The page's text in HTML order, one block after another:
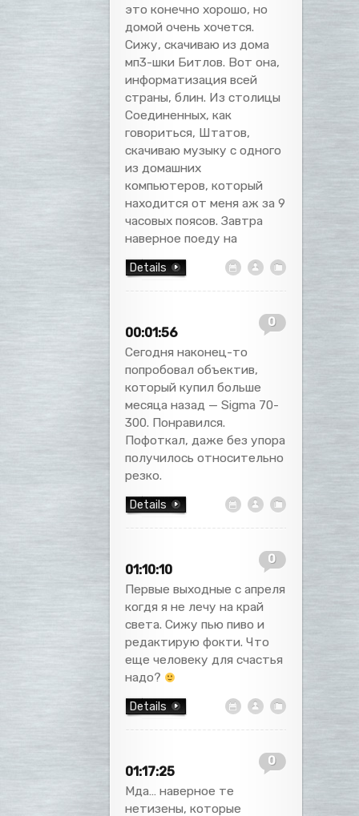
это конечно хорошо, но
домой очень хочется.
Сижу, скачиваю из дома
мп3-шки Битлов. Вот она,
информатизация всей
страны, блин. Из столицы
Соединенных, как
говориться, Штатов,
скачиваю музыку с одного
из домашних
компьютеров, который
находится от меня аж за 9
часовых поясов. Завтра
наверное поеду на
Details
0
00:01:56
Сегодня наконец-то
попробовал объектив,
который купил больше
месяца назад — Sigma 70-
300. Понравился.
Пофоткал, даже без упора
получилось относительно
резко.
Details
0
01:10:10
Первые выходные с апреля
когдя я не лечу на край
света. Сижу пью пиво и
редактирую фокти. Что
еще человеку для счастья
надо?
Details
0
01:17:25
Мда… наверное те
нетизены, которые